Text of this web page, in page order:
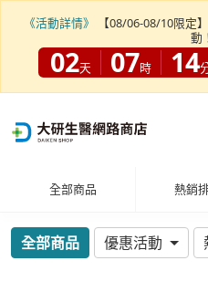
全部商品 熱銷
全部商品 優惠活動
《活動詳情》
【08/06-08/10限定
動！
02天 07時 14